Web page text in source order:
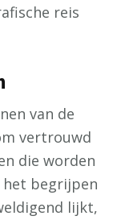
reis
van de
vertrouwd
die worden
begrijpen
lijkt,